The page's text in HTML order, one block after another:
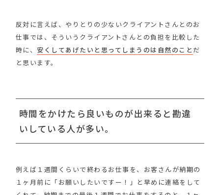
反対に言えば、やりとりの少ないクライアントさんとのお
仕事では、そういうクライアントさんとの負担を比較した
時に、 安くしてあげたいと思ってしまうのは自然のこと だ
と思います。
時間をかけたら良いものが出来ると勘違
いしている人が多い。
例えば１週間くらいで終わるお仕事を、お客さんが納期の
１ヶ月前に「お願いしたいですー！」と早めに連絡をして